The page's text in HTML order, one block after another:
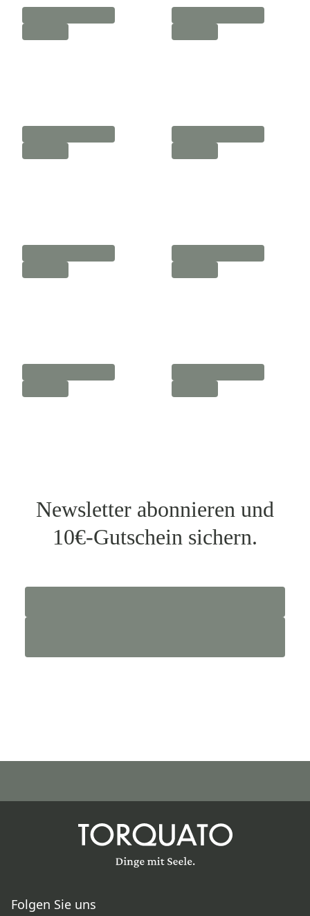
Newsletter abonnieren und
10€-Gutschein sichern.
Folgen Sie uns